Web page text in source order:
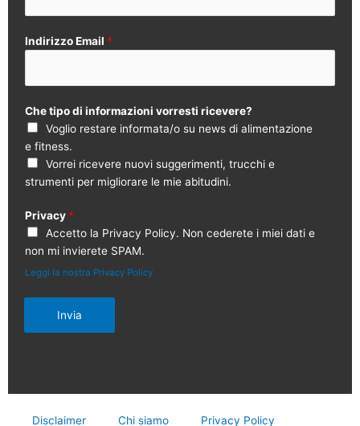
Indirizzo Email *
Che tipo di informazioni vorresti ricevere?
Voglio restare informata/o su news di alimentazione
e fitness.
Vorrei ricevere nuovi suggerimenti, trucchi e
strumenti per migliorare le mie abitudini.
Privacy *
Accetto la Privacy Policy. Non cederete i miei dati e
non mi invierete SPAM.
Leggi la nostra Privacy Policy
Invia
Disclaimer Chi siamo Privacy Policy